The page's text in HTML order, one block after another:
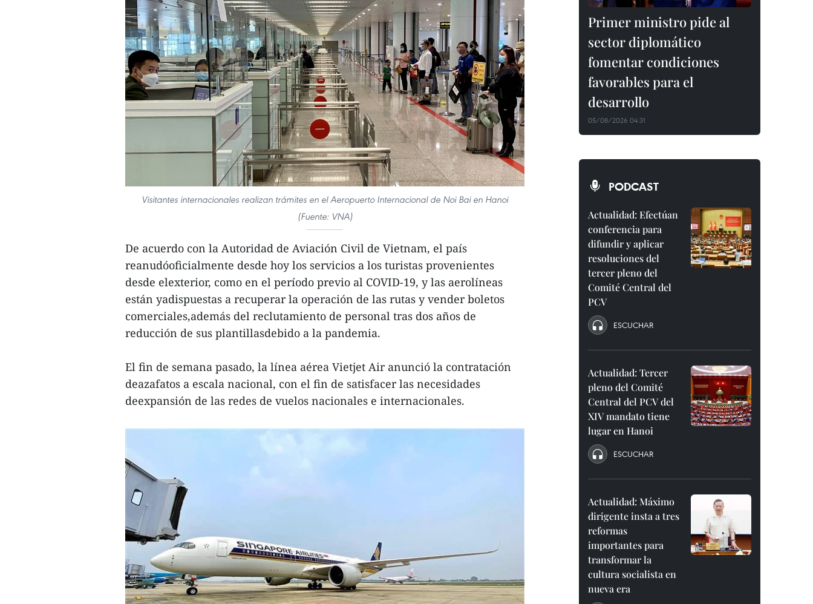
Visitantes internacionales realizan trámites en el Aeropuerto Internacional de Noi Bai en Hanoi
(Fuente: VNA)
De acuerdo con la Autoridad de Aviación Civil de Vietnam, el país
reanudóoficialmente desde hoy los servicios a los turistas provenientes
desde elexterior, como en el período previo al COVID-19, y las aerolíneas
están yadispuestas a recuperar la operación de las rutas y vender boletos
comerciales,además del reclutamiento de personal tras dos años de
reducción de sus plantillasdebido a la pandemia.
El fin de semana pasado, la línea aérea Vietjet Air anunció la contratación
deazafatos a escala nacional, con el fin de satisfacer las necesidades
deexpansión de las redes de vuelos nacionales e internacionales.
Primer ministro pide al
sector diplomático
fomentar condiciones
favorables para el
desarrollo
05/08/2026 04:31
PODCAST
Actualidad: Efectúan
conferencia para
difundir y aplicar
resoluciones del
tercer pleno del
Comité Central del
PCV
ESCUCHAR
Actualidad: Tercer
pleno del Comité
Central del PCV del
XIV mandato tiene
lugar en Hanoi
ESCUCHAR
Actualidad: Máximo
dirigente insta a tres
reformas
importantes para
transformar la
cultura socialista en
nueva era